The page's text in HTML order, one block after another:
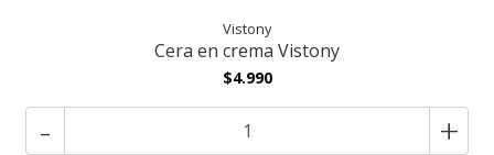
Vistony
Cera en crema Vistony
$4.990
- +